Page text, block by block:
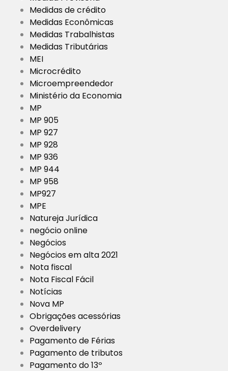
Medidas de crédito
Medidas Econômicas
Medidas Trabalhistas
Medidas Tributárias
MEI
Microcrédito
Microempreendedor
Ministério da Economia
MP
MP 905
MP 927
MP 928
MP 936
MP 944
MP 958
MP927
MPE
Natureja Jurídica
negócio online
Negócios
Negócios em alta 2021
Nota fiscal
Nota Fiscal Fácil
Notícias
Nova MP
Obrigações acessórias
Overdelivery
Pagamento de Férias
Pagamento de tributos
Pagamento do 13º